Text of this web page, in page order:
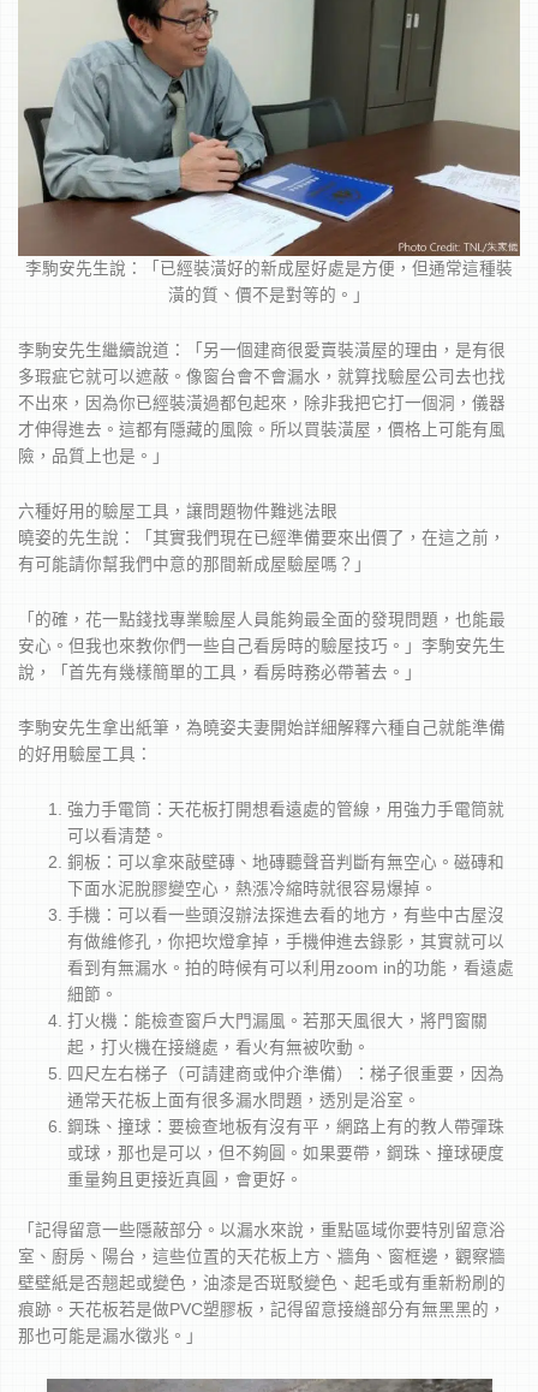
李駒安先生說：「已經裝潢好的新成屋好處是方便，但通常這種裝
潢的質、價不是對等的。」
李駒安先生繼續說道：「另一個建商很愛賣裝潢屋的理由，是有很
多瑕疵它就可以遮蔽。像窗台會不會漏水，就算找驗屋公司去也找
不出來，因為你已經裝潢過都包起來，除非我把它打一個洞，儀器
才伸得進去。這都有隱藏的風險。所以買裝潢屋，價格上可能有風
險，品質上也是。」
六種好用的驗屋工具，讓問題物件難逃法眼
曉姿的先生說：「其實我們現在已經準備要來出價了，在這之前，
有可能請你幫我們中意的那間新成屋驗屋嗎？」
「的確，花一點錢找專業驗屋人員能夠最全面的發現問題，也能最
安心。但我也來教你們一些自己看房時的驗屋技巧。」李駒安先生
說，「首先有幾樣簡單的工具，看房時務必帶著去。」
李駒安先生拿出紙筆，為曉姿夫妻開始詳細解釋六種自己就能準備
的好用驗屋工具：
強力手電筒：天花板打開想看遠處的管線，用強力手電筒就
可以看清楚。
銅板：可以拿來敲壁磚、地磚聽聲音判斷有無空心。磁磚和
下面水泥脫膠變空心，熱漲冷縮時就很容易爆掉。
手機：可以看一些頭沒辦法探進去看的地方，有些中古屋沒
有做維修孔，你把坎燈拿掉，手機伸進去錄影，其實就可以
看到有無漏水。拍的時候有可以利用zoom in的功能，看遠處
細節。
打火機：能檢查窗戶大門漏風。若那天風很大，將門窗關
起，打火機在接縫處，看火有無被吹動。
四尺左右梯子（可請建商或仲介準備）：梯子很重要，因為
通常天花板上面有很多漏水問題，透別是浴室。
鋼珠、撞球：要檢查地板有沒有平，網路上有的教人帶彈珠
或球，那也是可以，但不夠圓。如果要帶，鋼珠、撞球硬度
重量夠且更接近真圓，會更好。
「記得留意一些隱蔽部分。以漏水來說，重點區域你要特別留意浴
室、廚房、陽台，這些位置的天花板上方、牆角、窗框邊，觀察牆
壁壁紙是否翹起或變色，油漆是否斑駁變色、起毛或有重新粉刷的
痕跡。天花板若是做PVC塑膠板，記得留意接縫部分有無黑黑的，
那也可能是漏水徵兆。」